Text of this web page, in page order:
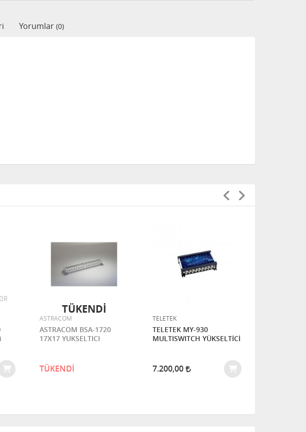
Yorumlar (0)
ASTRACOM
ASTRACOM BSA-1720
17X17 YUKSELTICI
TÜKENDİ
TÜKENDİ
TELETEK
TELETEK MY-930
MULTISWITCH YÜKSELTİCİ
7.200,00